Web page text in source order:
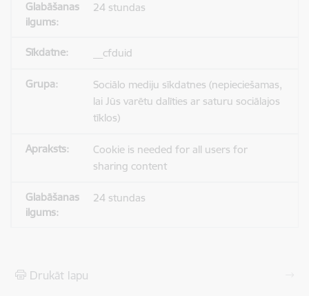
24 stundas
__cfduid
Sociālo mediju sīkdatnes (nepieciešamas,
lai Jūs varētu dalīties ar saturu sociālajos
tīklos)
Cookie is needed for all users for
sharing content
24 stundas
Drukāt lapu